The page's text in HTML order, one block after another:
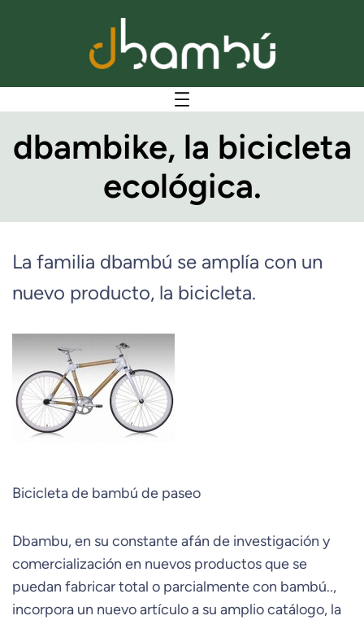
dbambike, la bicicleta
ecológica.
La familia dbambú se amplía con un
nuevo producto, la bicicleta.
Bicicleta de bambú de paseo
Dbambu, en su constante afán de investigación y
comercialización en nuevos productos que se
puedan fabricar total o parcialmente con bambú..,
incorpora un nuevo artículo a su amplio catálogo, la